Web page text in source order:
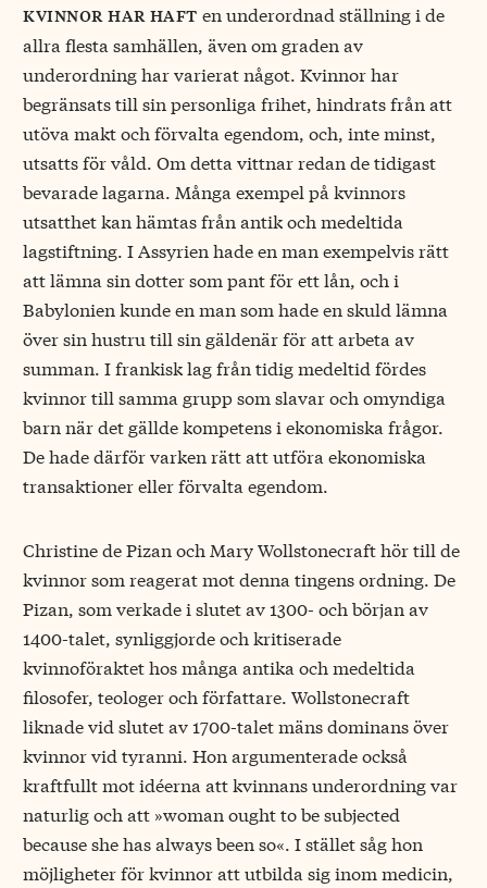
kvinnor har haft en underordnad ställning i de
allra flesta samhällen, även om graden av
underordning har varierat något. Kvinnor har
begränsats till sin personliga frihet, hindrats från att
utöva makt och förvalta egendom, och, inte minst,
utsatts för våld. Om detta vittnar redan de tidigast
bevarade lagarna. Många exempel på kvinnors
utsatthet kan hämtas från antik och medeltida
lagstiftning. I Assyrien hade en man exempelvis rätt
att lämna sin dotter som pant för ett lån, och i
Babylonien kunde en man som hade en skuld lämna
över sin hustru till sin gäldenär för att arbeta av
summan. I frankisk lag från tidig medeltid fördes
kvinnor till samma grupp som slavar och omyndiga
barn när det gällde kompetens i ekonomiska frågor.
De hade därför varken rätt att utföra ekonomiska
transaktioner eller förvalta egendom.
Christine de Pizan och Mary Wollstonecraft hör till de
kvinnor som reagerat mot denna tingens ordning. De
Pizan, som verkade i slutet av 1300- och början av
1400-talet, synliggjorde och kritiserade
kvinnoföraktet hos många antika och medeltida
filosofer, teologer och författare. Wollstonecraft
liknade vid slutet av 1700-talet mäns dominans över
kvinnor vid tyranni. Hon argumenterade också
kraftfullt mot idéerna att kvinnans underordning var
naturlig och att »woman ought to be subjected
because she has always been so«. I stället såg hon
möjligheter för kvinnor att utbilda sig inom medicin,